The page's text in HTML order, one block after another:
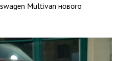
Multivan нового